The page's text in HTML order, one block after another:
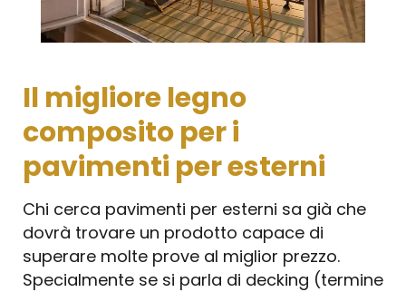
Il migliore legno
composito per i
pavimenti per esterni
Chi cerca pavimenti per esterni sa già che
dovrà trovare un prodotto capace di
superare molte prove al miglior prezzo.
Specialmente se si parla di decking (termine